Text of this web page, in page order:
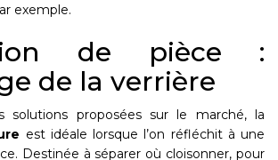
exemple.
de pièce :
de la verrière
solutions proposées sur le marché, la
est idéale lorsque l’on réfléchit à une
Destinée à séparer où cloisonner, pour